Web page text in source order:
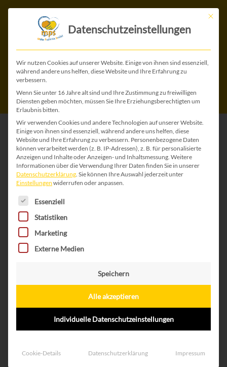
Erwachsenentreffen
2021
Mit
Datenschutzeinstellungen
Wir nutzen Cookies auf unserer Website. Einige von ihnen sind essenziell,
während andere uns helfen, diese Website und Ihre Erfahrung zu
verbessern.
Wenn Sie unter 16 Jahre alt sind und Ihre Zustimmung zu freiwilligen
Diensten geben möchten, müssen Sie Ihre Erziehungsberechtigten um
Erlaubnis bitten.
Wir verwenden Cookies und andere Technologien auf unserer Website.
Einige von ihnen sind essenziell, während andere uns helfen, diese
Website und Ihre Erfahrung zu verbessern. Personenbezogene Daten
können verarbeitet werden (z. B. IP-Adressen), z. B. für personalisierte
Anzeigen und Inhalte oder Anzeigen- und Inhaltsmessung. Weitere
Informationen über die Verwendung Ihrer Daten finden Sie in unserer
Datenschutzerklärung. Sie können Ihre Auswahl jederzeit unter
Einstellungen widerrufen oder anpassen.
Es folgt eine Liste der Service-Gruppen, für die
Essenziell
Statistiken
Marketing
Externe Medien
Speichern
Alle akzeptieren
Individuelle Datenschutzeinstellungen
Cookie-Details Datenschutzerklärung Impressum